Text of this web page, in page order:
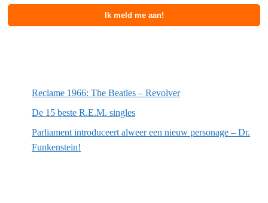
Reclame 1966: The Beatles – Revolver
De 15 beste R.E.M. singles
Parliament introduceert alweer een nieuw personage – Dr.
Funkenstein!